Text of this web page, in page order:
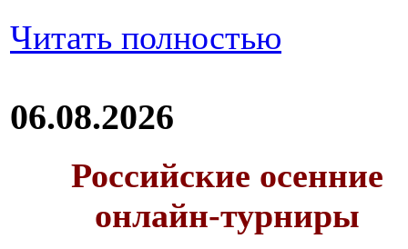
Читать полностью
06.08.2026
Российские осенние
онлайн-турниры